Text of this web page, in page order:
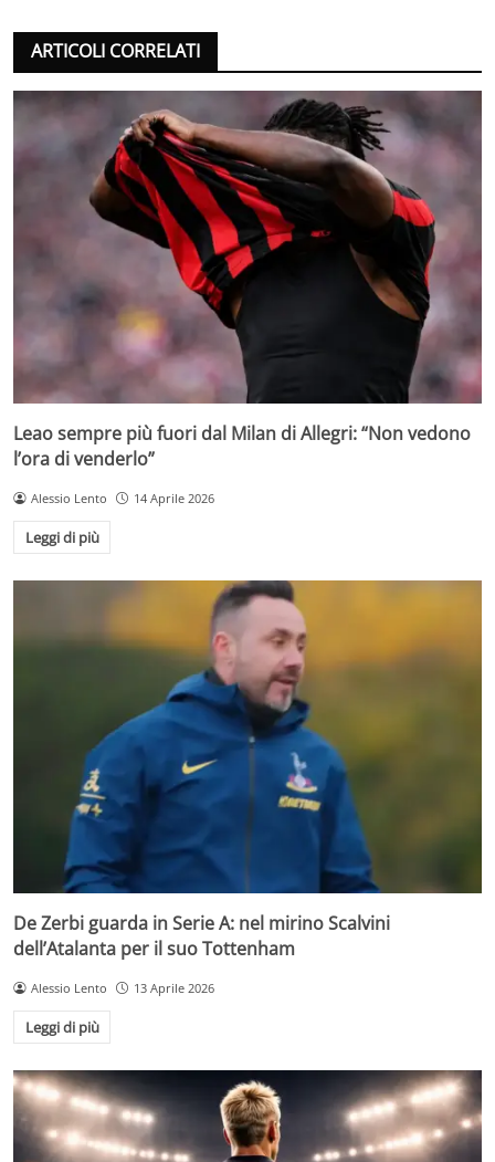
ARTICOLI CORRELATI
Leao sempre più fuori dal Milan di Allegri: “Non vedono
l’ora di venderlo”
Alessio Lento 14 Aprile 2026
Leggi di più
De Zerbi guarda in Serie A: nel mirino Scalvini
dell’Atalanta per il suo Tottenham
Alessio Lento 13 Aprile 2026
Leggi di più